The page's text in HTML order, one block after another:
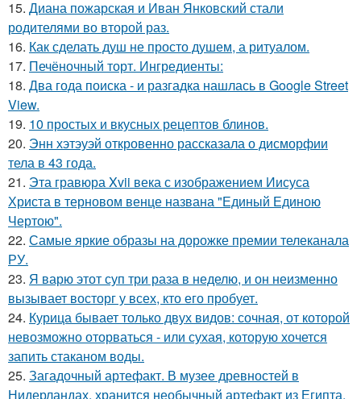
15. Диана пожарская и Иван Янковский стали
родителями во второй раз.
16. Как сделать душ не просто душем, а ритуалом.
17. Печёночный торт. Ингредиенты:
18. Два года поиска - и разгадка нашлась в Google Street
View.
19. 10 простых и вкусных рецептов блинов.
20. Энн хэтэуэй откровенно рассказала о дисморфии
тела в 43 года.
21. Эта гравюра Xvii века с изображением Иисуса
Христа в терновом венце названа "Единый Единою
Чертою".
22. Самые яркие образы на дорожке премии телеканала
РУ.
23. Я варю этот суп три раза в неделю, и он неизменно
вызывает восторг у всех, кто его пробует.
24. Курица бывает только двух видов: сочная, от которой
невозможно оторваться - или сухая, которую хочется
запить стаканом воды.
25. Загадочный артефакт. В музее древностей в
Нидерландах, хранится необычный артефакт из Египта,